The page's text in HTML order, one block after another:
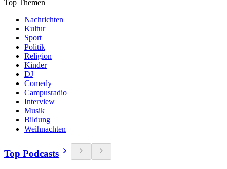
Top Themen
Nachrichten
Kultur
Sport
Politik
Religion
Kinder
DJ
Comedy
Campusradio
Interview
Musik
Bildung
Weihnachten
Top Podcasts